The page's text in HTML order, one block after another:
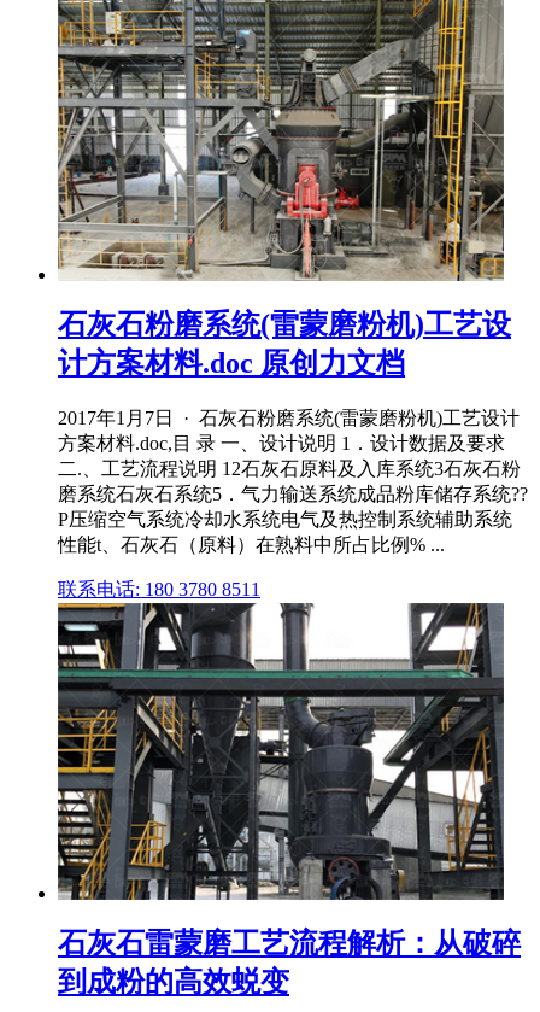
石灰石粉磨系统(雷蒙磨粉机)工艺设
计方案材料.doc 原创力文档
2017年1月7日 · 石灰石粉磨系统(雷蒙磨粉机)工艺设计
方案材料.doc,目 录 一、设计说明 1．设计数据及要求
二.、工艺流程说明 12石灰石原料及入库系统3石灰石粉
磨系统石灰石系统5．气力输送系统成品粉库储存系统??
P压缩空气系统冷却水系统电气及热控制系统辅助系统
性能t、石灰石（原料）在熟料中所占比例% ...
联系电话: 180 3780 8511
石灰石雷蒙磨工艺流程解析：从破碎
到成粉的高效蜕变